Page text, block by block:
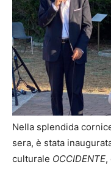
Nella splendida
sera, è stata
culturale​ OCCIDENTE,